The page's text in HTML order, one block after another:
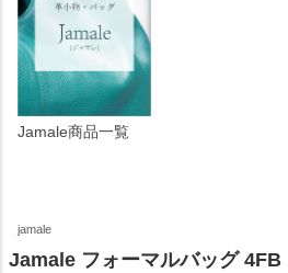
Jamale商品一覧
jamale
Jamale フォーマルバッグ 4FB